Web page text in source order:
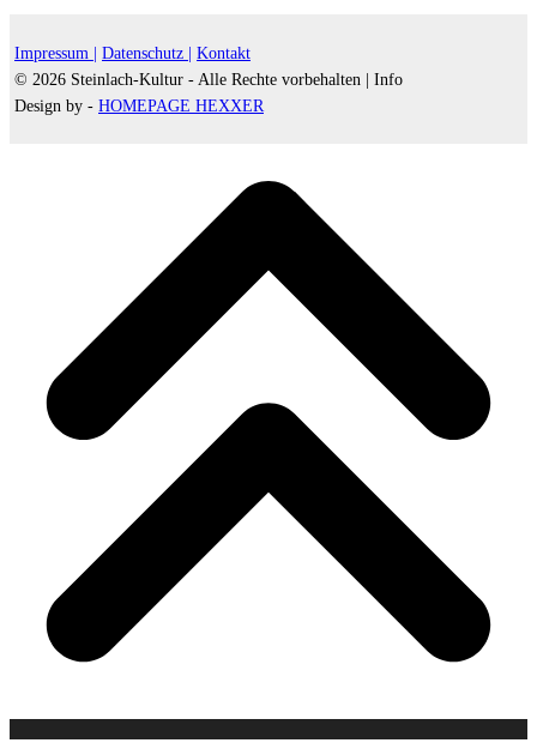
Impressum | Datenschutz |
Kontakt
© 2026 Steinlach-Kultur - Alle Rechte vorbehalten |
Info
Design by - HOMEPAGE HEXXER